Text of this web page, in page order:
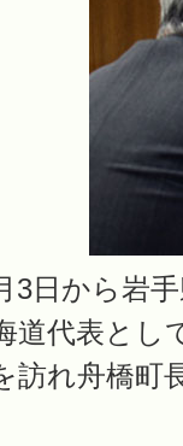
日から岩手
道代表とし
訪れ舟橋町